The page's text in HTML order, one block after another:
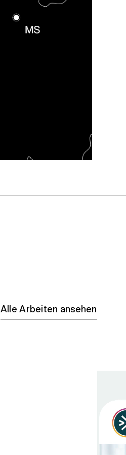
Alle Arbeiten ansehen